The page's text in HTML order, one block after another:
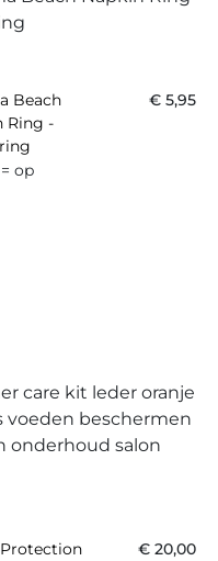
Beach
Ring -
€ 5,95
op
€ 20,00